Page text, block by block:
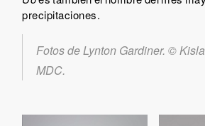
precipitaciones.
Fotos de Lynton Gardiner. ©
MDC.